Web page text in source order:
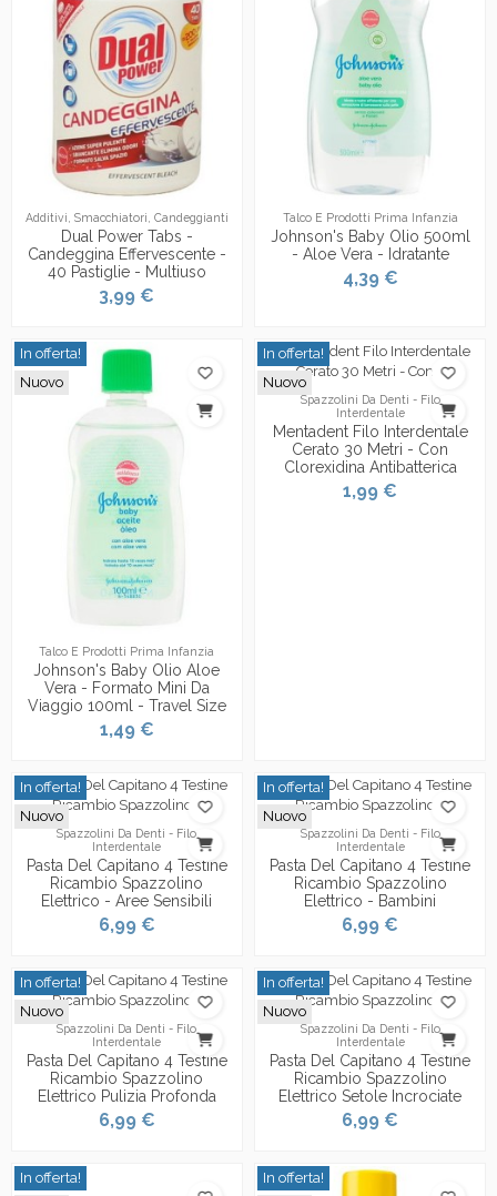
Additivi, Smacchiatori, Candeggianti
Dual Power Tabs -
Candeggina Effervescente -
40 Pastiglie - Multiuso
3,99 €
Talco E Prodotti Prima Infanzia
Johnson's Baby Olio 500ml
- Aloe Vera - Idratante
4,39 €
In offerta!
Nuovo
Talco E Prodotti Prima Infanzia
Johnson's Baby Olio Aloe
Vera - Formato Mini Da
Viaggio 100ml - Travel Size
1,49 €
In offerta!
Nuovo
Spazzolini Da Denti - Filo
Interdentale
Mentadent Filo Interdentale
Cerato 30 Metri - Con
Clorexidina Antibatterica
1,99 €
In offerta!
Nuovo
Spazzolini Da Denti - Filo
Interdentale
Pasta Del Capitano 4 Testine
Ricambio Spazzolino
Elettrico - Aree Sensibili
6,99 €
In offerta!
Nuovo
Spazzolini Da Denti - Filo
Interdentale
Pasta Del Capitano 4 Testine
Ricambio Spazzolino
Elettrico - Bambini
6,99 €
In offerta!
Nuovo
Spazzolini Da Denti - Filo
Interdentale
Pasta Del Capitano 4 Testine
Ricambio Spazzolino
Elettrico Pulizia Profonda
6,99 €
In offerta!
Nuovo
Spazzolini Da Denti - Filo
Interdentale
Pasta Del Capitano 4 Testine
Ricambio Spazzolino
Elettrico Setole Incrociate
6,99 €
In offerta!
In offerta!